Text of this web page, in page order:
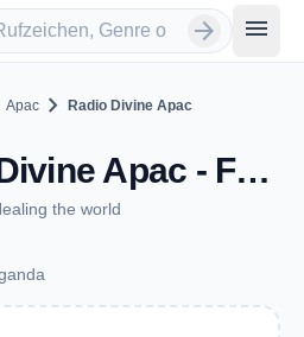
arrow_forward menu
Apac chevron_right Radio Divine Apac
Radio Divine Apac - FM 90.6 - Apac
the world